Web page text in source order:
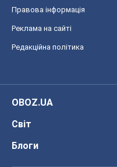
Правова інформація
Реклама на сайті
Редакційна політика
OBOZ.UA
Світ
Блоги